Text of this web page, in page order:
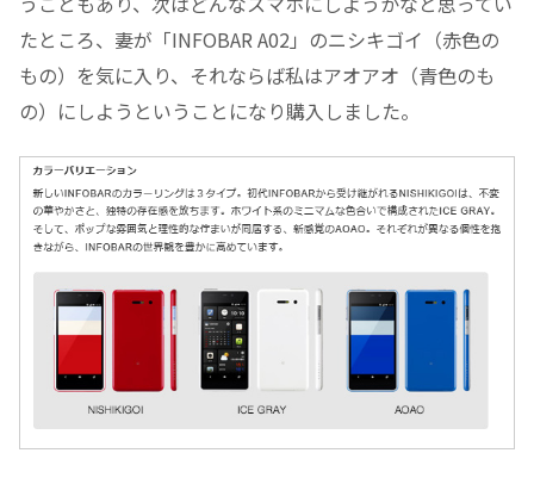
たところ、妻が「INFOBAR A02」のニシキゴイ（赤色の
もの）を気に入り、それならば私はアオアオ（青色のも
の）にしようということになり購入しました。